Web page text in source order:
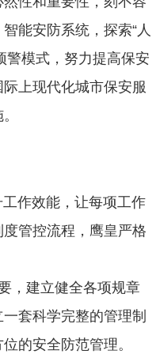
能安防系统，探索“人
警模式，努力提高保安
上现代化城市保安服
作效能，让每项工作
管控流程，鹰皇严格
，建立健全各项规章
套科学完整的管理制
的安全防范管理。